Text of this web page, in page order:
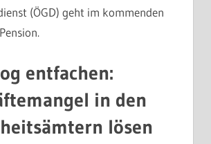
(ÖGD) geht im kommenden
entfachen:
in den
lösen